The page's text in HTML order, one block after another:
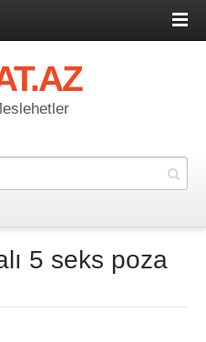
5 seks poza